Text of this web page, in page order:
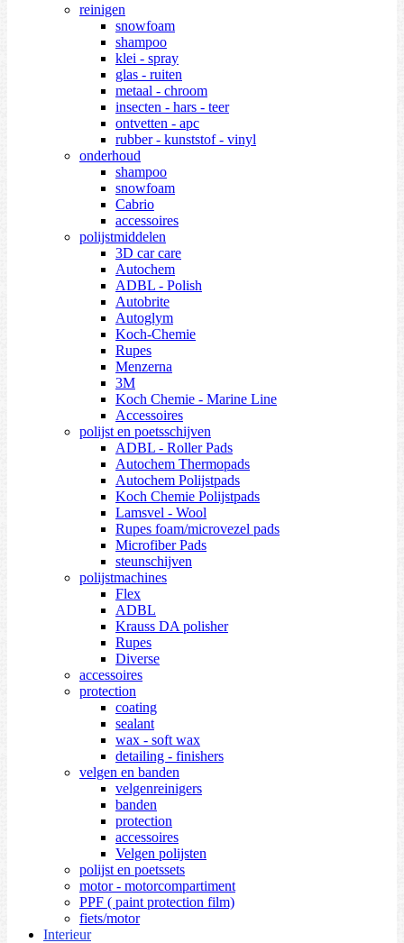
reinigen
snowfoam
shampoo
klei - spray
glas - ruiten
metaal - chroom
insecten - hars - teer
ontvetten - apc
rubber - kunststof - vinyl
onderhoud
shampoo
snowfoam
Cabrio
accessoires
polijstmiddelen
3D car care
Autochem
ADBL - Polish
Autobrite
Autoglym
Koch-Chemie
Rupes
Menzerna
3M
Koch Chemie - Marine Line
Accessoires
polijst en poetsschijven
ADBL - Roller Pads
Autochem Thermopads
Autochem Polijstpads
Koch Chemie Polijstpads
Lamsvel - Wool
Rupes foam/microvezel pads
Microfiber Pads
steunschijven
polijstmachines
Flex
ADBL
Krauss DA polisher
Rupes
Diverse
accessoires
protection
coating
sealant
wax - soft wax
detailing - finishers
velgen en banden
velgenreinigers
banden
protection
accessoires
Velgen polijsten
polijst en poetssets
motor - motorcompartiment
PPF ( paint protection film)
fiets/motor
Interieur